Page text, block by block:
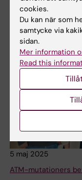
Nyheter
5 maj 2025
ATM-mutationers
cookies.
Du kan när som
samtycke via
sidan.
Mer information
Read this